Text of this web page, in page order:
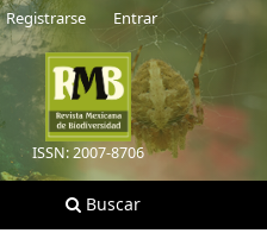
ISSN: 2007-8706
Buscar
Registrarse Entrar